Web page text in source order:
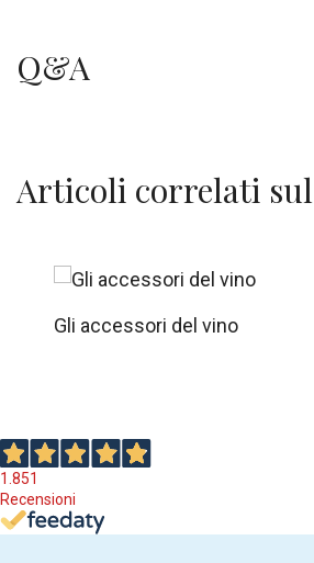
Q&A
Articoli correlati
Gli accessori del vino
1.851
Recensioni